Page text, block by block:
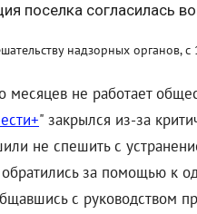
поселка согласилась
не работает
" закрылся из-за
не спешить с
за помощью к
с